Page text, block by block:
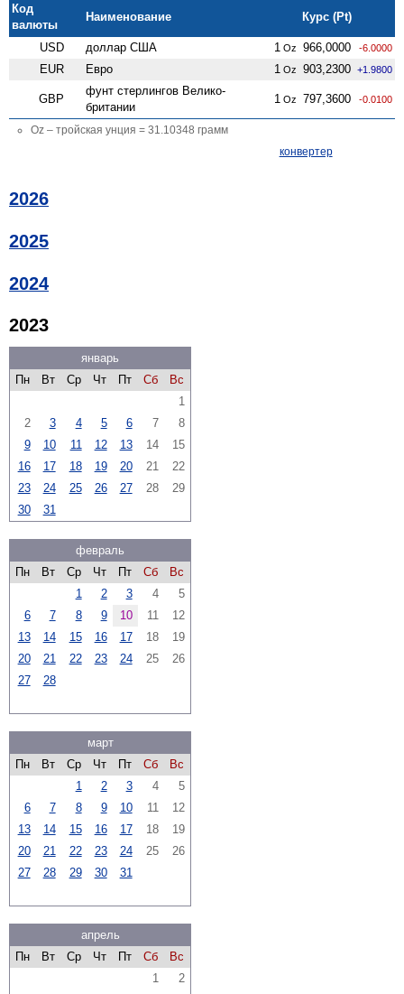
Код
валюты
Наименование Курс (Pt)
USD доллар США 1 Oz 966,0000 -6.0000
EUR Евро 1 Oz 903,2300 +1.9800
GBP
фунт стерлингов Велико­
британии
1 Oz 797,3600 -0.0100
Oz – тройская унция = 31.10348 грамм
конвертер
2026
2025
2024
2023
январь
Пн
Вт Ср Чт Пт Сб
Вс
1
2
3 4 5 6 7
8
9
10 11 12 13 14
15
16
17 18 19 20 21
22
23
24 25 26 27 28
29
30
31
февраль
Пн
Вт Ср Чт Пт Сб
Вс
1
2 3 4
5
6
7 8 9 10 11
12
13
14 15 16 17 18
19
20
21 22 23 24 25
26
27
28
март
Пн
Вт Ср Чт Пт Сб
Вс
1
2 3 4
5
6
7 8 9 10 11
12
13
14 15 16 17 18
19
20
21 22 23 24 25
26
27
28 29 30 31
апрель
Пн
Вт Ср Чт Пт Сб
Вс
1
2